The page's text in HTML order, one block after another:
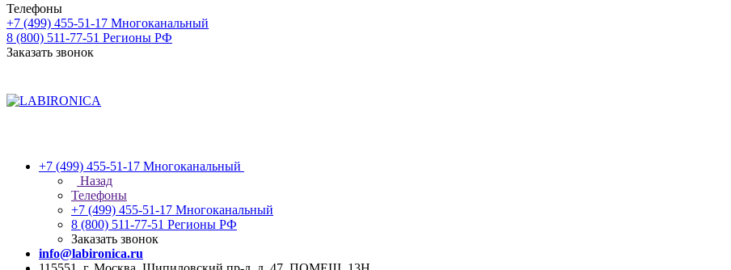
Телефоны
+7 (499) 455-51-17 Многоканальный
8 (800) 511-77-51 Регионы РФ
Заказать звонок
+7 (499) 455-51-17 Многоканальный
Назад
Телефоны
+7 (499) 455-51-17 Многоканальный
8 (800) 511-77-51 Регионы РФ
Заказать звонок
info@labironica.ru